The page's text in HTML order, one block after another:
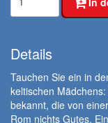
Details
Tauchen Sie ein in
keltischen
bekannt, die von
Rom nichts Gutes.